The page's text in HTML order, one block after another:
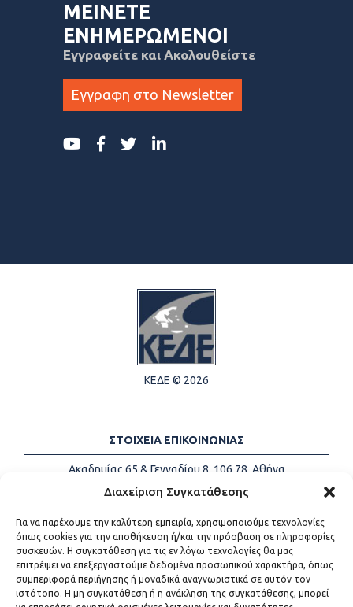
Διαχείριση Συγκατάθεσης
Για να παρέχουμε την καλύτερη εμπειρία, χρησιμοποιούμε τεχνολογίες
όπως cookies για την αποθήκευση ή/και την πρόσβαση σε πληροφορίες
συσκευών. Η συγκατάθεση για τις εν λόγω τεχνολογίες θα μας
επιτρέψει να επεξεργαστούμε δεδομένα προσωπικού χαρακτήρα, όπως
συμπεριφορά περιήγησης ή μοναδικά αναγνωριστικά σε αυτόν τον
ιστότοπο. Η μη συγκατάθεση ή η ανάκληση της συγκατάθεσης, μπορεί
ΜΕΙΝΕΤΕ
ΕΝΗΜΕΡΩΜΕΝΟΙ
Εγγραφείτε και Ακολουθείστε
Εγγραφη στο Newsletter
ΚΕΔΕ © 2026
ΣΤΟΙΧΕΙΑ ΕΠΙΚΟΙΝΩΝΙΑΣ
Ακαδημίας 65 & Γενναδίου 8, 106 78, Αθήνα
Τηλέφωνα:
+30 213-2147500
Email:
info@kede.gr
ΧΡΗΣΙΜΟΙ ΣΥΝΔΕΣΜΟΙ
Η ΚΕΔΕ